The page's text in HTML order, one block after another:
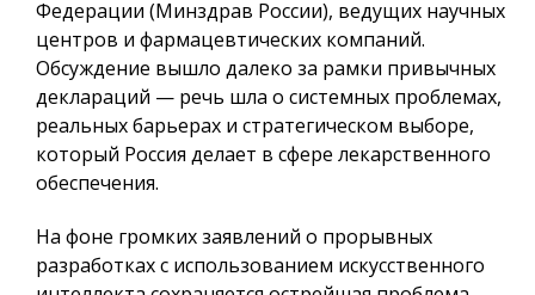
Федерации (Минздрав России), ведущих научных
центров и фармацевтических компаний.
Обсуждение вышло далеко за рамки привычных
деклараций — речь шла о системных проблемах,
реальных барьерах и стратегическом выборе,
который Россия делает в сфере лекарственного
обеспечения.
На фоне громких заявлений о прорывных
разработках с использованием искусственного